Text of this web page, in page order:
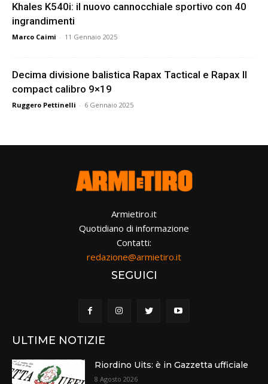
Khales K540i: il nuovo cannocchiale sportivo con 40
ingrandimenti
Marco Caimi - 11 Gennaio 2025
Decima divisione balistica Rapax Tactical e Rapax II
compact calibro 9×19
Ruggero Pettinelli - 6 Gennaio 2025
Armietiro.it
Quotidiano di informazione
Contatti:
redazione@armietiro.it
SEGUICI
ULTIME NOTIZIE
Riordino Uits: è in Gazzetta ufficiale
8 Agosto 2026